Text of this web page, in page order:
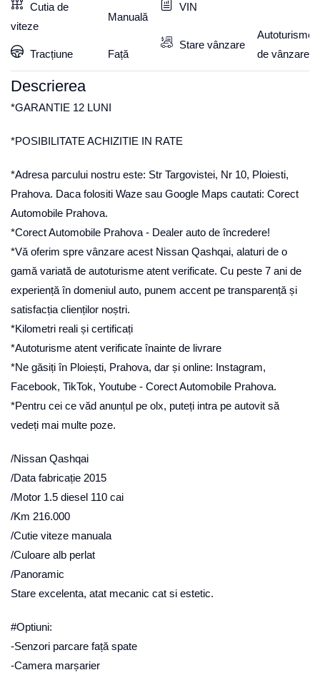
Cutia de
viteze
Manuală
Tracțiune Față
VIN
Stare vânzare
Autoturisme
de vânzare
Descrierea
*GARANTIE 12 LUNI
*POSIBILITATE ACHIZITIE IN RATE
*Adresa parcului nostru este: Str Targovistei, Nr 10, Ploiesti,
Prahova. Daca folositi Waze sau Google Maps cautati: Corect
Automobile Prahova.
*Corect Automobile Prahova - Dealer auto de încredere!
*Vă oferim spre vânzare acest Nissan Qashqai, alaturi de o
gamă variată de autoturisme atent verificate. Cu peste 7 ani de
experiență în domeniul auto, punem accent pe transparență și
satisfacția clienților noștri.
*Kilometri reali și certificați
*Autoturisme atent verificate înainte de livrare
*Ne găsiți în Ploiești, Prahova, dar și online: Instagram,
Facebook, TikTok, Youtube - Corect Automobile Prahova.
*Pentru cei ce văd anunțul pe olx, puteți intra pe autovit să
vedeți mai multe poze.
/Nissan Qashqai
/Data fabricație 2015
/Motor 1.5 diesel 110 cai
/Km 216.000
/Cutie viteze manuala
/Culoare alb perlat
/Panoramic
Stare excelenta, atat mecanic cat si estetic.
#Optiuni:
-Senzori parcare față spate
-Camera marșarier